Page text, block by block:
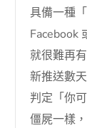
具備一種
Facebook
就很難再
新推送數
判定「你
僵屍一樣